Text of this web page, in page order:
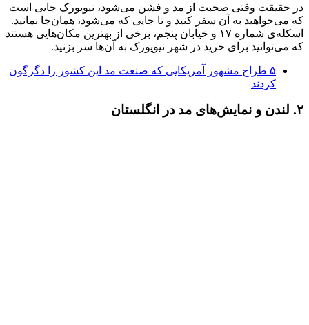
در حقیقت وقتی صحبت از مد و فشن می‌شود، نیویورک جایی است
که می‌خواهید به آن‌ سفر کنید و تا جایی که می‌شود، همان‌جا بمانید.
اسکله‌ی شماره ۱۷ و خیابان پنجم، برخی از بهترین مکان‌هایی هستند
که می‌توانید برای خرید در شهر نیویورک به آن‌ها سر بزنید.
۵ طراح مشهور آمریکایی که صنعت مد این کشور را دگرگون
کردند
۲. لندن و نمایش‌های مد در انگلستان